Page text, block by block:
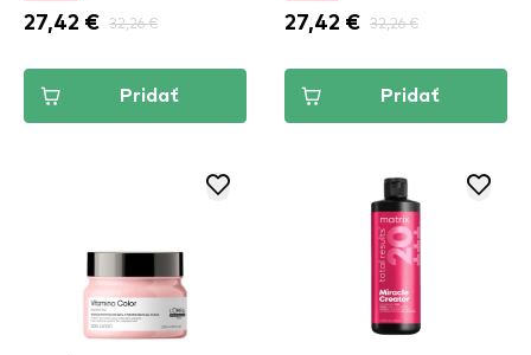
27,42 € 32,26 €
Pridať
27,42 € 32,26 €
Pridať